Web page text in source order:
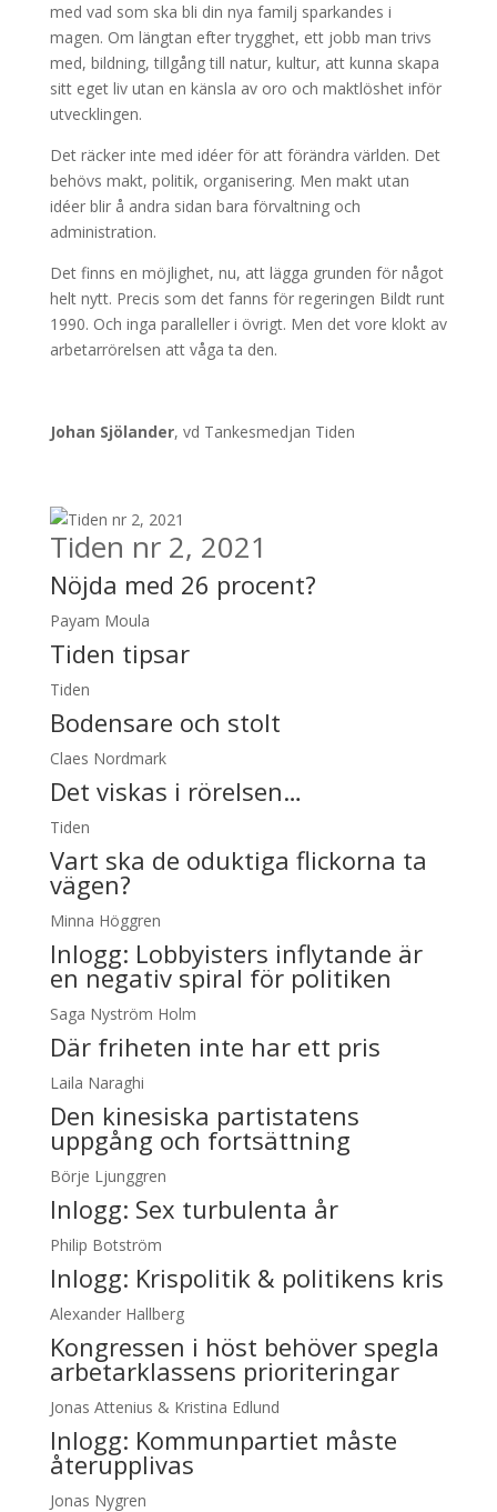
med vad som ska bli din nya familj sparkandes i
magen. Om längtan efter trygghet, ett jobb man trivs
med, bildning, tillgång till natur, kultur, att kunna skapa
sitt eget liv utan en känsla av oro och maktlöshet inför
utvecklingen.
Det räcker inte med idéer för att förändra världen. Det
behövs makt, politik, organisering. Men makt utan
idéer blir å andra sidan bara förvaltning och
administration.
Det finns en möjlighet, nu, att lägga grunden för något
helt nytt. Precis som det fanns för regeringen Bildt runt
1990. Och inga paralleller i övrigt. Men det vore klokt av
arbetarrörelsen att våga ta den.
Johan Sjölander, vd Tankesmedjan Tiden
Tiden nr 2, 2021
Nöjda med 26 procent?
Payam Moula
Tiden tipsar
Tiden
Bodensare och stolt
Claes Nordmark
Det viskas i rörelsen…
Tiden
Vart ska de oduktiga flickorna ta
vägen?
Minna Höggren
Inlogg: Lobbyisters inflytande är
en negativ spiral för politiken
Saga Nyström Holm
Där friheten inte har ett pris
Laila Naraghi
Den kinesiska partistatens
uppgång och fortsättning
Börje Ljunggren
Inlogg: Sex turbulenta år
Philip Botström
Inlogg: Krispolitik & politikens kris
Alexander Hallberg
Kongressen i höst behöver spegla
arbetarklassens prioriteringar
Jonas Attenius & Kristina Edlund
Inlogg: Kommunpartiet måste
återupplivas
Jonas Nygren